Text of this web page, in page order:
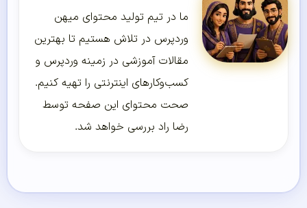
ما در تیم تولید محتوای میهن
وردپرس در تلاش هستیم تا بهترین
مقالات آموزشی در زمینه وردپرس و
کسب‌و‌کارهای اینترنتی را تهیه کنیم.
صحت محتوای این صفحه توسط
رضا راد بررسی خواهد شد.